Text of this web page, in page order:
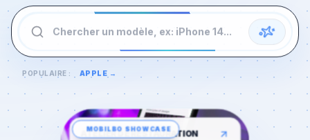
Chercher un modèle, ex: iPhone 14...
MOBILBO SHOWCASE
ATELIER DE RESTAURATION